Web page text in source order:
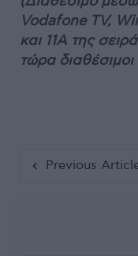
Vodafone TV,
και 11Α της
τώρα
Previous